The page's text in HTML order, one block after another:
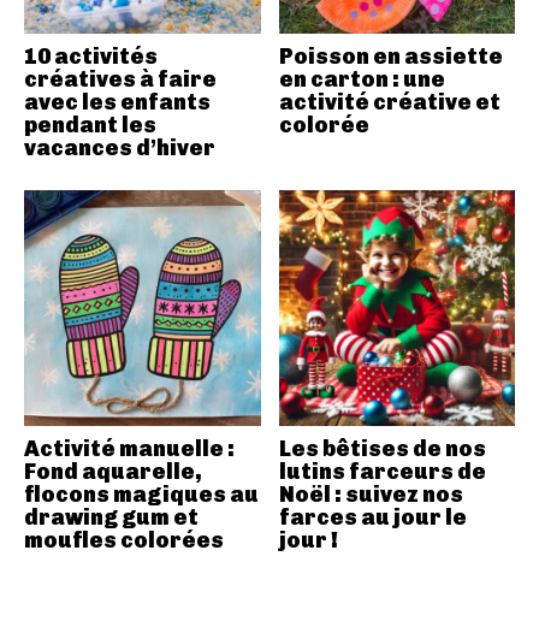
10 activités
créatives à faire
avec les enfants
pendant les
vacances d’hiver
Poisson en assiette
en carton : une
activité créative et
colorée
Activité manuelle :
Fond aquarelle,
flocons magiques au
drawing gum et
moufles colorées
Les bêtises de nos
lutins farceurs de
Noël : suivez nos
farces au jour le
jour !